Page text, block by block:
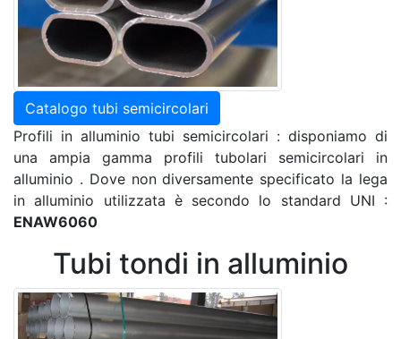
Catalogo tubi semicircolari
Profili in alluminio tubi semicircolari : disponiamo di
una ampia gamma profili tubolari semicircolari in
alluminio . Dove non diversamente specificato la lega
in alluminio utilizzata è secondo lo standard UNI :
ENAW6060
Tubi tondi in alluminio